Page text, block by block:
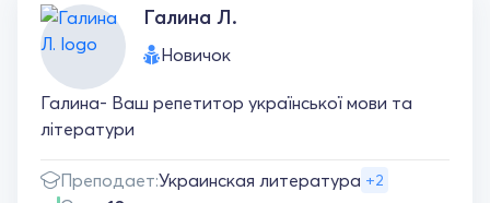
Галина Л.
Новичок
Галина- Ваш репетитор української мови та
літератури
Преподает:Украинская литература +2